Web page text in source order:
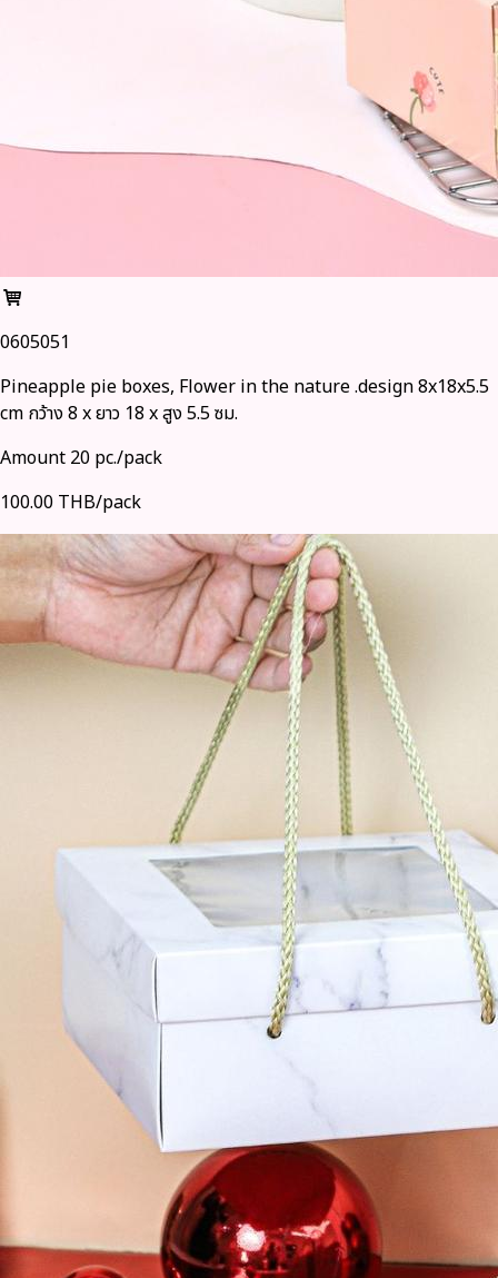
0605051
Pineapple pie boxes, Flower in the nature .design 8x18x5.5
cm กว้าง 8 x ยาว 18 x สูง 5.5 ซม.
Amount 20 pc./pack
100.00 THB/pack